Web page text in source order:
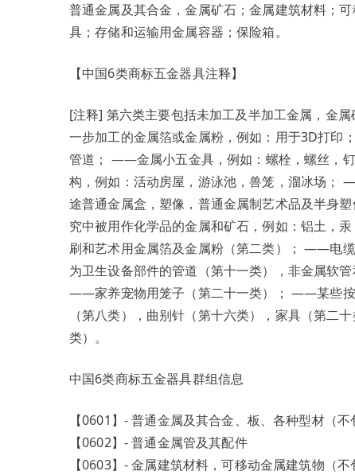
普通金属及其合金，金属矿石；金属建筑材料；
具；存储和运输用金属容器；保险箱。
【中国6类商标五金器具注释】
[注释] 第六类主要包括未加工及半加工金属，金
一步加工的金属箔或金属粉，例如：用于3D打
管道； ——金属小五金具，例如：螺栓，螺丝，
构，例如：活动房屋，游泳池，兽笼，溜冰场；
途普通金属盒，塑像，普通金属制艺术品及半身
究中被用作化学品的金属和矿石，例如：铝土，
刷和艺术用金属箔及金属粉（第二类）； ——电
为卫生设备部件的管道（第十一类），非金属软
——家养宠物用笼子（第二十一类）； ——某些按
（第八类），曲别针（第十六类），家具（第二
类）。
中国6类商标五金器具群组信息
【0601】- 普通金属及其合金、板、各种型材（不
【0602】- 普通金属管及其配件
【0603】- 金属建筑材料，可移动金属建筑物（不